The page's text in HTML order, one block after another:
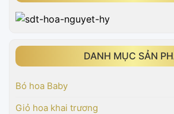
DANH MỤC SẢN
Bó hoa Baby
Giỏ hoa khai trương